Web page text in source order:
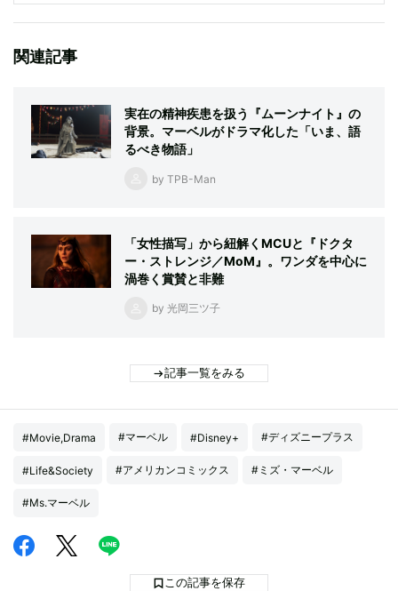
関連記事
実在の精神疾患を扱う『ムーンナイト』の
背景。マーベルがドラマ化した「いま、語
るべき物語」
by TPB-Man
「女性描写」から紐解くMCUと『ドクタ
ー・ストレンジ／MoM』。ワンダを中心に
渦巻く賞賛と非難
by 光岡三ツ子
記事一覧をみる
#Movie,Drama #マーベル #Disney+ #ディズニープラス
#Life&Society #アメリカンコミックス #ミズ・マーベル
#Ms.マーベル
この記事を保存